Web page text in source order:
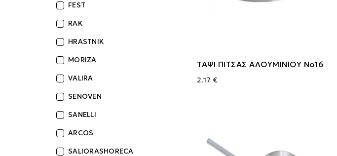
ΤΑΨΙ ΠΙΤΣΑΣ ΑΛΟΥΜΙΝΙΟΥ Νο16
2.17 €
FEST
RAK
HRASTNIK
MORIZA
VALIRA
SENOVEN
SANELLI
ARCOS
SALIORASHORECA